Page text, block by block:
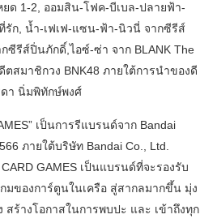
ด 1-2, ออมสิน-โฟค-บีเบล-ปลายฟ้า-
รัก, น้ำ-เฟเฟ-แซน-ฟ้า-นิวนี่ จากซีรีส์
กซีรีส์ปิ่นภักดิ์,ไอซ์-ซ่า จาก BLANK The
ตสมาชิกวง BNK48 ภายใต้การนำของดี
า นิ่มพิทักษ์พงศ์
เป็นการรีแบรนด์จาก Bandai
ภายใต้บริษัท Bandai Co., Ltd.
GAMES เป็นแบรนด์ที่จะรองรับ
มของการ์ตูนในเครือ สู่สากลมากขึ้น มุ่ง
สร้างโอกาสในการพบปะ และ เข้าถึงทุก